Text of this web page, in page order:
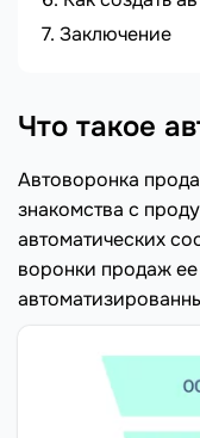
Заключение
Что такое
Автоворонка
знакомства с
автоматических
воронки продаж